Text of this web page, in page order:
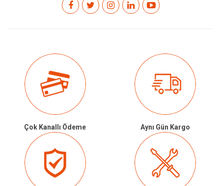
Çok Kanallı Ödeme Aynı Gün Kargo